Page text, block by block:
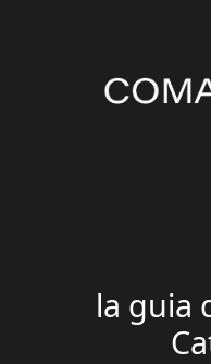
la guia